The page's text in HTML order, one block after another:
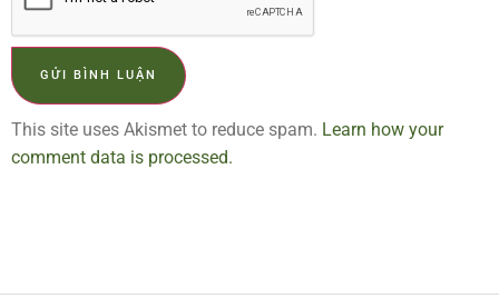
This site uses Akismet to reduce spam. Learn how your
comment data is processed.